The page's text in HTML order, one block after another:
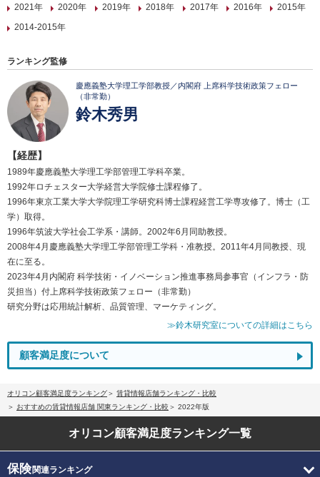
2021年
2020年 2019年 2018年 2017年 2016年
2015年
2014-2015年
ランキング監修
慶應義塾大学理工学部教授／内閣府 上席科学技術政策フェロー
（非常勤）
鈴木秀男
【経歴】
1989年慶應義塾大学理工学部管理工学科卒業。
1992年ロチェスター大学経営大学院修士課程修了。
1996年東京工業大学大学院理工学研究科博士課程経営工学専攻修了。博士（工
学）取得。
1996年筑波大学社会工学系・講師。2002年6月同助教授。
2008年4月慶應義塾大学理工学部管理工学科・准教授。2011年4月同教授、現
在に至る。
2023年4月内閣府 科学技術・イノベーション推進事務局参事官（インフラ・防
災担当）付上席科学技術政策フェロー（非常勤）
研究分野は応用統計解析、品質管理、マーケティング。
≫鈴木研究室についての詳細はこちら
顧客満足度について
オリコン顧客満足度ランキング
賃貸情報店舗ランキング・比較
おすすめの賃貸情報店舗 関東ランキング・比較
2022年版
オリコン顧客満足度ランキング一覧
保険関連ランキング